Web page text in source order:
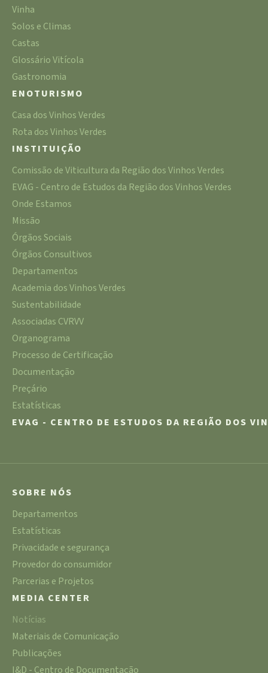
Vinha
Solos e Climas
Castas
Glossário Vitícola
Gastronomia
ENOTURISMO
Casa dos Vinhos Verdes
Rota dos Vinhos Verdes
INSTITUIÇÃO
Comissão de Viticultura da Região dos Vinhos Verdes
EVAG - Centro de Estudos da Região dos Vinhos Verdes
Onde Estamos
Missão
Órgãos Sociais
Órgãos Consultivos
Departamentos
Academia dos Vinhos Verdes
Sustentabilidade
Associadas CVRVV
Organograma
Processo de Certificação
Documentação
Preçário
Estatísticas
EVAG - CENTRO DE ESTUDOS DA REGIÃO DOS
SOBRE NÓS
Departamentos
Estatísticas
Privacidade e segurança
Provedor do consumidor
Parcerias e Projetos
MEDIA CENTER
Notícias
Materiais de Comunicação
Publicações
I&D - Centro de Documentação